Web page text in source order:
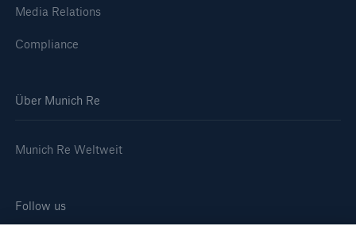
Media Relations
Compliance
Über Munich Re
Munich Re Weltweit
Follow us